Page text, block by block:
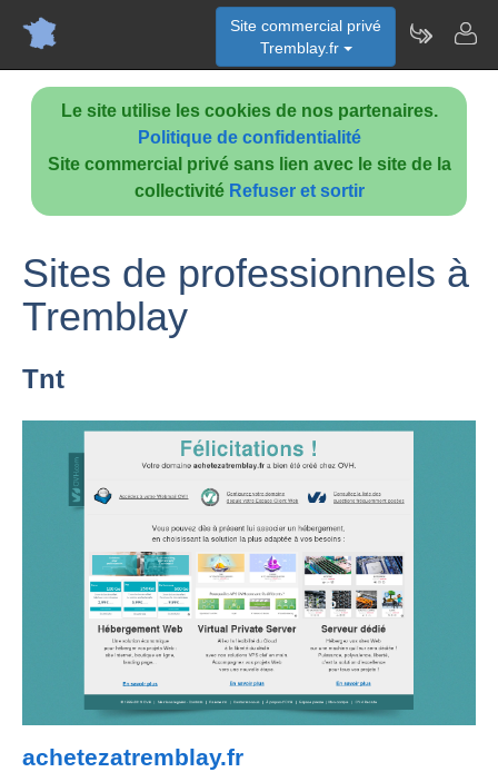
Le site utilise les cookies de nos partenaires.
Politique de confidentialité
Site commercial privé sans lien avec le site de la
collectivité Refuser et sortir
Site commercial privé
Tremblay.fr
Sites de professionnels à
Tremblay
Tnt
achetezatremblay.fr